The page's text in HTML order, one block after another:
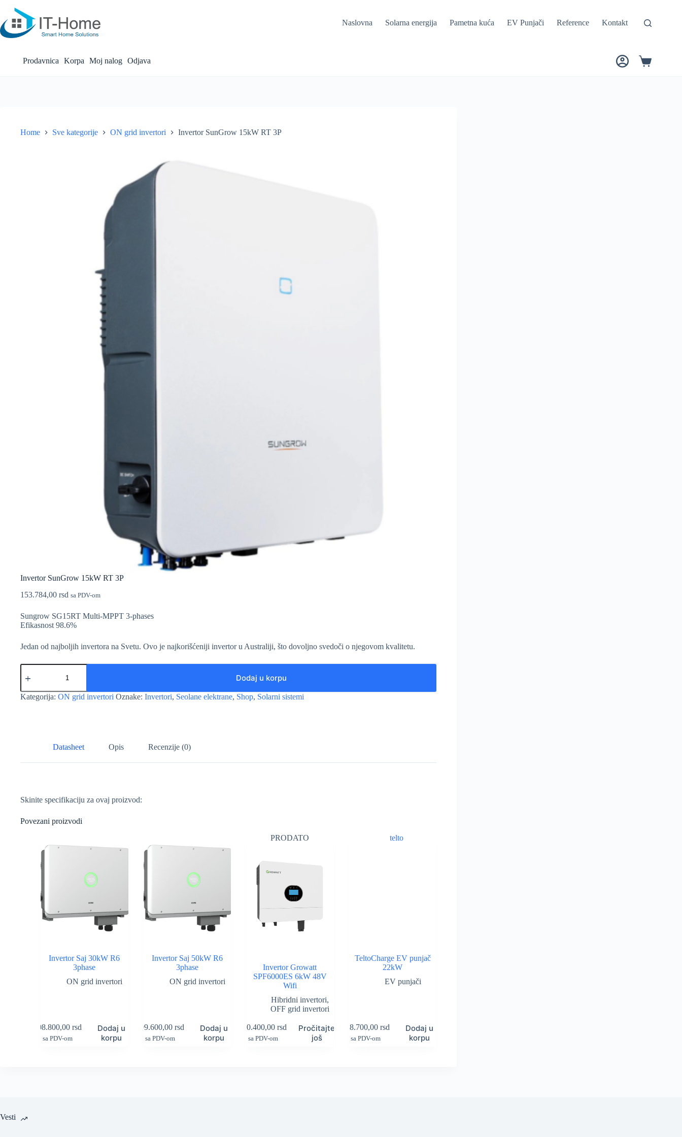
content
Naslovna Solarna energija Pametna kuća EV Punjači Reference Kontakt
Prodavnica Korpa Moj nalog Odjava
Shopping
Home Sve kategorije ON grid invertori Invertor SunGrow 15kW RT 3P
Invertor SunGrow 15kW RT 3P
153.784,00 rsd sa PDV-om
Sungrow SG15RT Multi-MPPT 3-phases
Efikasnost 98.6%
Jedan od najboljih invertora na Svetu. Ovo je najkorišćeniji invertor u Australiji, što dovoljno svedoči o njegovom kvalitetu.
Invertor
SunGrow
RT
3P
Dodaj u korpu
Kategorija: ON grid invertori Oznake: Invertori, Seolane elektrane, Shop, Solarni sistemi
Datasheet Opis Recenzije (0)
Skinite specifikaciju za ovaj proizvod:
Povezani proizvodi
Invertor Saj 30kW R6
3phase
ON grid invertori
208.800,00 rsd
sa PDV-om
Dodaj u
korpu
Invertor Saj 50kW R6
3phase
ON grid invertori
309.600,00rsd
sa PDV-om
Dodaj u
korpu
PRODATO
Invertor Growatt
SPF6000ES 6kW 48V
Wifi
Hibridni invertori,
OFF grid invertori
110.400,00rsd
sa PDV-om
Pročitajte
još
TeltoCharge EV punjač
22kW
EV punjači
128.700,00rsd
sa PDV-om
Dodaj u
korpu
Vesti